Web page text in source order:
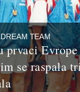
TEAM
prvaci
se raspala